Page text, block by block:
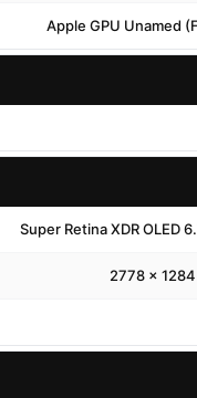
Apple GPU Unamed
Super Retina XDR OLED
2778 x